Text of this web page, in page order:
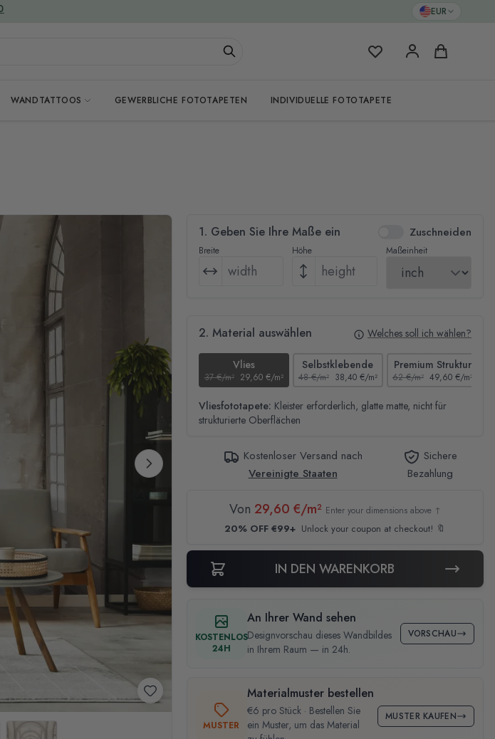
EUR
Meine FavoritenWarenkorb
WANDTATTOOS GEWERBLICHE FOTOTAPETEN INDIVIDUELLE FOTOTAPETE
1. Geben Sie Ihre Maße ein Zuschneiden
Breite Höhe Maßeinheit
2. Material auswählen Welches soll ich wählen?
Vlies
37 €/m² 29,60 €/m²
Selbstklebende
48 €/m² 38,40 €/m²
Premium Struktur
62 €/m² 49,60 €/m²
Vliesfototapete: Kleister erforderlich, glatte matte, nicht für
strukturierte Oberflächen
Kostenloser Versand nach
Vereinigte Staaten
Sichere
Bezahlung
Von 29,60 €/m² Enter your dimensions above ↑
20% OFF €99+ Unlock your coupon at checkout! 🔖
IN DEN WARENKORB
KOSTENLOS
24H
An Ihrer Wand sehen
Designvorschau dieses Wandbildes
in Ihrem Raum — in 24h.
VORSCHAU
MUSTER
Materialmuster bestellen
€6 pro Stück · Bestellen Sie
ein Muster, um das Material
MUSTER KAUFEN